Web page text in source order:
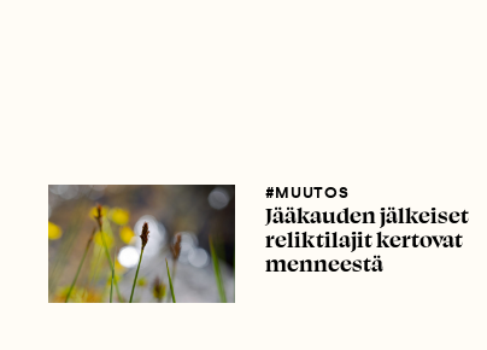
#MUUTOS
Jääkauden jälkeiset
reliktilajit kertovat
menneestä